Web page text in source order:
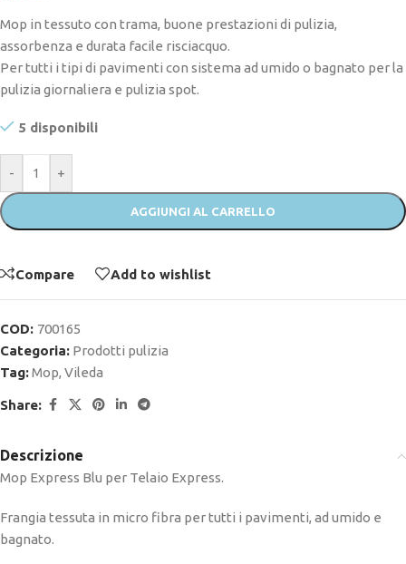
Mop in tessuto con trama, buone prestazioni di pulizia,
assorbenza e durata facile risciacquo.
Per tutti i tipi di pavimenti con sistema ad umido o bagnato per la
pulizia giornaliera e pulizia spot.
5 disponibili
- +
AGGIUNGI AL CARRELLO
Compare Add to wishlist
COD: 700165
Categoria: Prodotti pulizia
Tag:Mop, Vileda
Share:
Descrizione
Mop Express Blu per Telaio Express.
Frangia tessuta in micro fibra per tutti i pavimenti, ad umido e
bagnato.